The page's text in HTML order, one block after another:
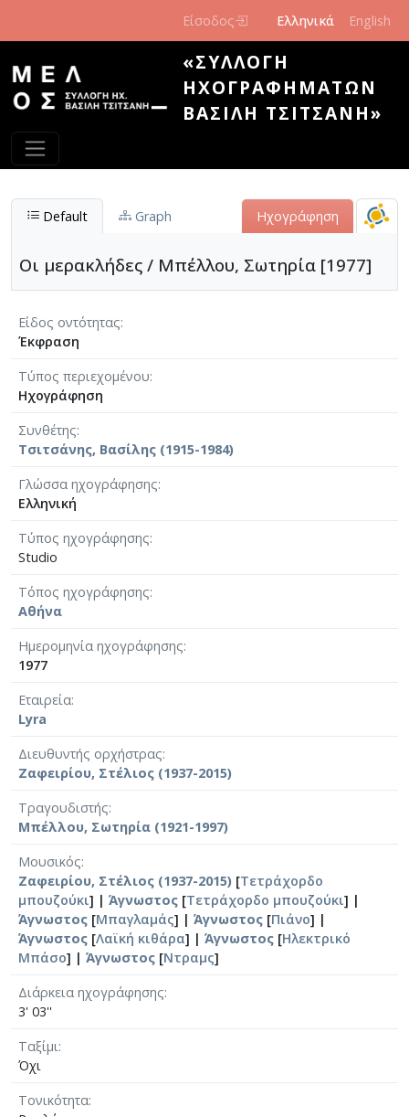
Είσοδος Ελληνικά English
«ΣΥΛΛΟΓΉ
ΗΧΟΓΡΑΦΗΜΆΤΩΝ
ΒΑΣΊΛΗ ΤΣΙΤΣΆΝΗ»
Default Graph Ηχογράφηση
Οι μερακλήδες / Μπέλλου, Σωτηρία [1977]
Είδος οντότητας
Έκφραση
Τύπος περιεχομένου
Ηχογράφηση
Συνθέτης
Τσιτσάνης, Βασίλης (1915-1984)
Γλώσσα ηχογράφησης
Ελληνική
Τύπος ηχογράφησης
Studio
Τόπος ηχογράφησης
Αθήνα
Ημερομηνία ηχογράφησης
1977
Εταιρεία
Lyra
Διευθυντής ορχήστρας
Ζαφειρίου, Στέλιος (1937-2015)
Τραγουδιστής
Μπέλλου, Σωτηρία (1921-1997)
Μουσικός
Ζαφειρίου, Στέλιος (1937-2015) [Τετράχορδο
μπουζούκι] | Άγνωστος [Τετράχορδο μπουζούκι] |
Άγνωστος [Μπαγλαμάς] | Άγνωστος [Πιάνο] |
Άγνωστος [Λαϊκή κιθάρα] | Άγνωστος [Ηλεκτρικό
Μπάσο] | Άγνωστος [Ντραμς]
Διάρκεια ηχογράφησης
3' 03''
Ταξίμι
Όχι
Τονικότητα